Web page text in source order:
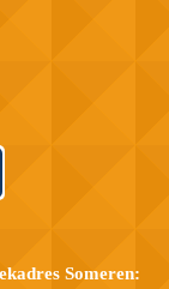
Someren: